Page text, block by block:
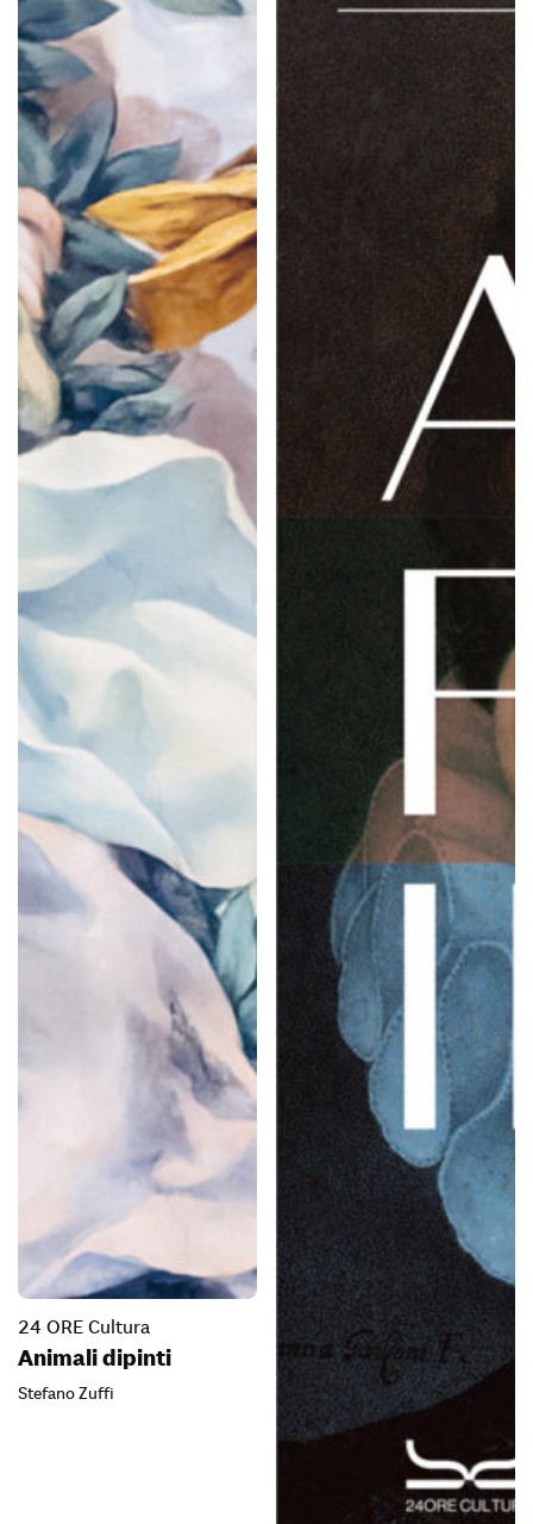
24 ORE Cultura
Animali dipinti
Stefano Zuffi